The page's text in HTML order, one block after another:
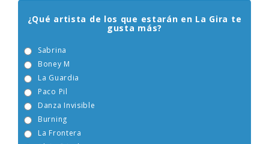
¿Qué artista de los que estarán en La Gira te
gusta más?
Sabrina
Boney M
La Guardia
Paco Pil
Danza Invisible
Burning
La Frontera